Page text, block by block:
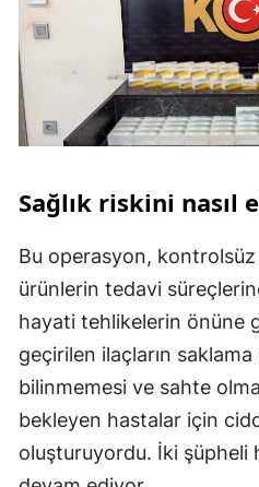
Sağlık riskini nasıl
Bu operasyon,
ürünlerin tedavi
hayati tehlikelerin önüne
geçirilen ilaçların saklama
bilinmemesi ve sahte
bekleyen hastalar için
oluşturuyordu. İki şüpheli